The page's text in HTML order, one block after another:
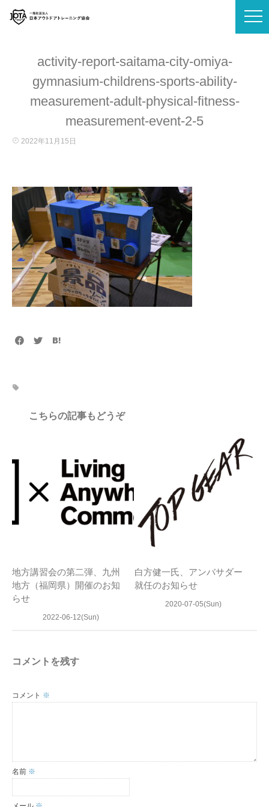
activity-report-saitama-city-omiya-
gymnasium-childrens-sports-ability-
measurement-adult-physical-fitness-
measurement-event-2-5
2022年11月15日
こちらの記事もどうぞ
地方講習会の第二弾、九州
地方（福岡県）開催のお知
らせ
2022-06-12(Sun)
白方健一氏、アンバサダー
就任のお知らせ
2020-07-05(Sun)
コメントを残す
コメント ※
名前 ※